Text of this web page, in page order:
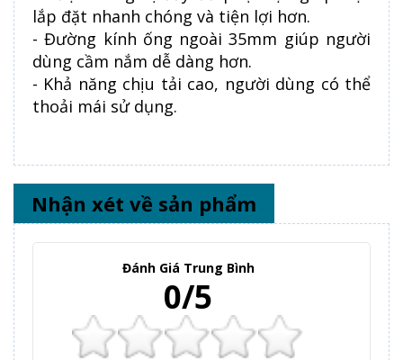
lắp đặt nhanh chóng và tiện lợi hơn.
- Đường kính ống ngoài 35mm giúp người
dùng cầm nắm dễ dàng hơn.
- Khả năng chịu tải cao, người dùng có thể
thoải mái sử dụng.
Nhận xét về sản phẩm
Đánh Giá Trung Bình
0/5